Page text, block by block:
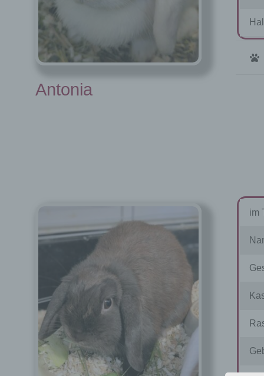
Antonia
im